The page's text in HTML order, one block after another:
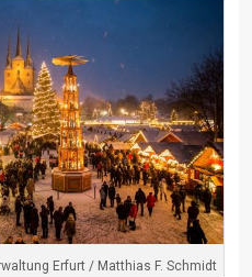
Erfurt / Matthias F. Schmidt